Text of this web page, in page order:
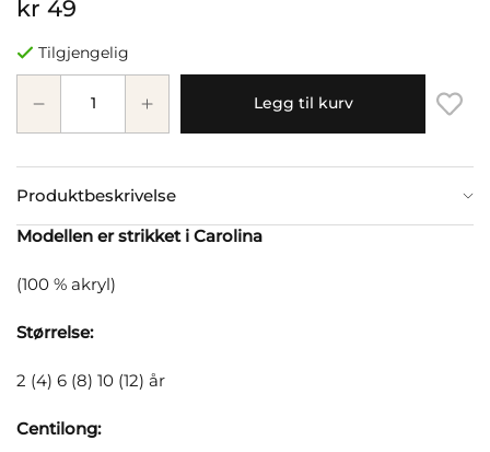
kr 49
Tilgjengelig
Legg til kurv
Produktbeskrivelse
Modellen er strikket i Carolina
(100 % akryl)
Størrelse:
2 (4) 6 (8) 10 (12) år
Centilong: